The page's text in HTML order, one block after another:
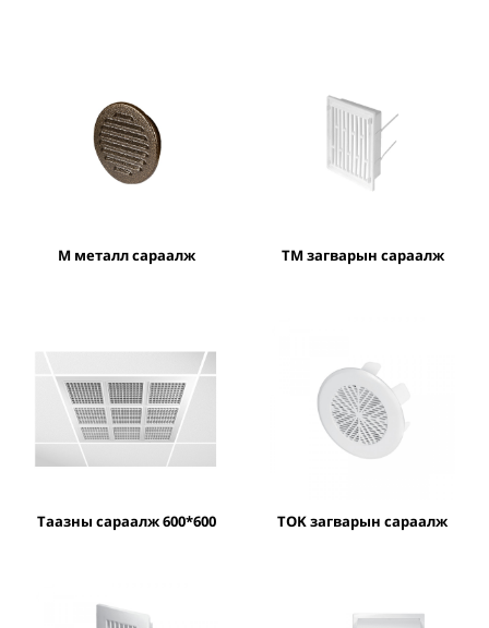
M металл сараалж TM загварын сараалж
Таазны сараалж 600*600 TOK загварын сараалж